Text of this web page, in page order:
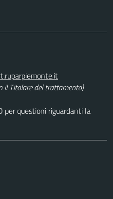
il Titolare del trattamento)
per questioni riguardanti la